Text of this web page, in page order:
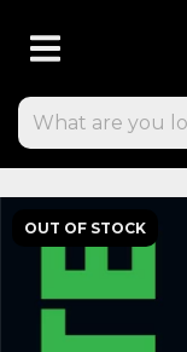
OUT OF STOCK